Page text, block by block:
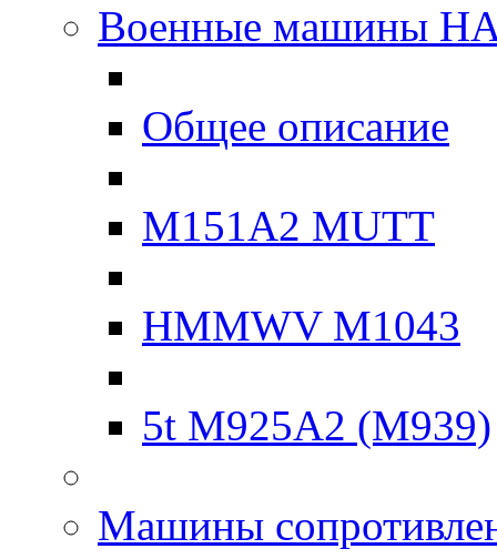
Военные машины
Общее описание
M151A2 MUTT
HMMWV M1043
5t M925A2 (M939)
Машины